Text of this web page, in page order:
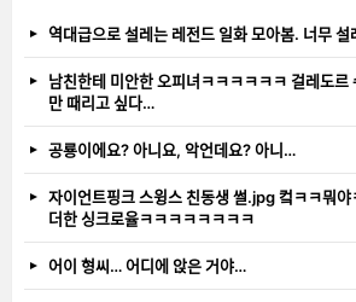
역대급으로 설레는 레전드 일화 모아봄. 너무
남친한테 미안한 오피녀ㅋㅋㅋㅋㅋㅋ 걸레도르
만 때리고 싶다…
공룡이에요? 아니요, 악언데요? 아니…
자이언트핑크 스윙스 친동생 썰.jpg 컼ㅋㅋ
더한 싱크로율ㅋㅋㅋㅋㅋㅋㅋㅋ
어이 형씨… 어디에 앉은 거야…